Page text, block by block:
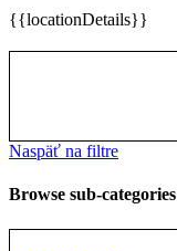
{{locationDetails}}
Naspäť na filtre
Browse sub-categories